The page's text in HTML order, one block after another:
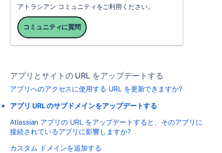
アトラシアン コミュニティをご利用ください。
コミュニティに質問
アプリとサイトの URL をアップデートする
アプリへのアクセスに使用する URL を更新できますか?
アプリ URL のサブドメインをアップデートする
Atlassian アプリの URL をアップデートすると、そのアプリに
接続されているアプリに影響しますか?
カスタム ドメインを追加する